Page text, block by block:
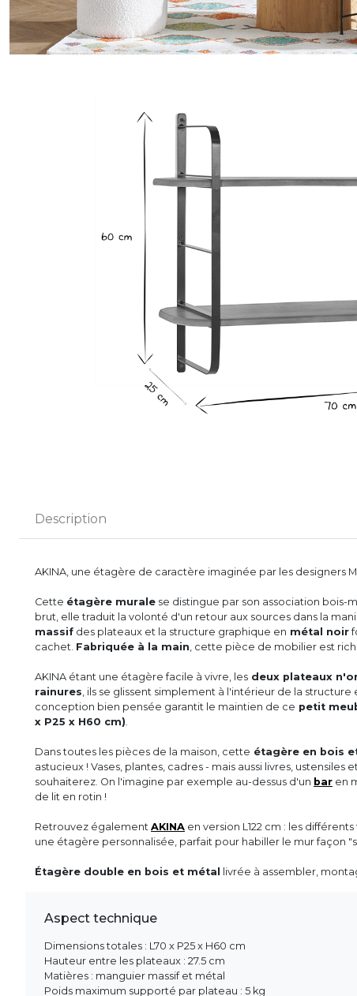
Description
AKINA, une étagère de caractère imaginée par les designers
Cette étagère murale se distingue par son association
brut, elle traduit la volonté d'un retour aux sources dans la
massif des plateaux et la structure graphique en métal noir
cachet. Fabriquée à la main, cette pièce de mobilier est
AKINA étant une étagère facile à vivre, les deux plateaux
rainures, ils se glissent simplement à l'intérieur de la
conception bien pensée garantit le maintien de ce petit
x P25 x H60 cm).
Dans toutes les pièces de la maison, cette étagère en bois
astucieux ! Vases, plantes, cadres - mais aussi livres,
souhaiterez. On l'imagine par exemple au-dessus d'un bar en
de lit en rotin !
Retrouvez également AKINA en version L122 cm : les
une étagère personnalisée, parfait pour habiller le mur façon
Étagère double en bois et métal livrée à assembler,
Aspect technique
Dimensions totales : L70 x P25 x H60 cm
Hauteur entre les plateaux : 27.5 cm
Matières : manguier massif et métal
Poids maximum supporté par plateau : 5 kg